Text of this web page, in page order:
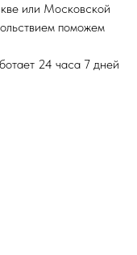
или Московской
поможем
24 часа 7 дней